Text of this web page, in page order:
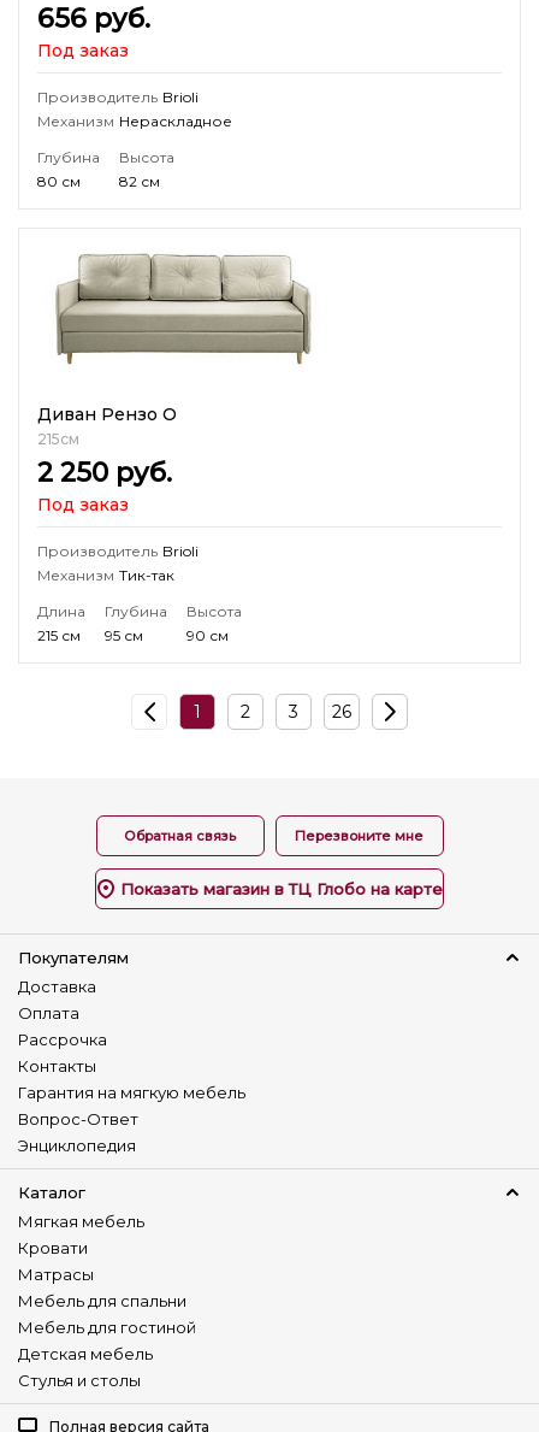
656 руб.
Под заказ
Производитель Brioli
Механизм Нераскладное
Глубина
80 см
Высота
82 см
Диван Рензо О
215см
2 250 руб.
Под заказ
Производитель Brioli
Механизм Тик-так
Длина
215 см
Глубина
95 см
Высота
90 см
1 2 3 26
Обратная связь Перезвоните мне
Показать магазин в ТЦ Глобо на карте
Покупателям
Доставка
Оплата
Рассрочка
Контакты
Гарантия на мягкую мебель
Вопрос-Ответ
Энциклопедия
Каталог
Мягкая мебель
Кровати
Матрасы
Мебель для спальни
Мебель для гостиной
Детская мебель
Стулья и столы
Полная версия сайта